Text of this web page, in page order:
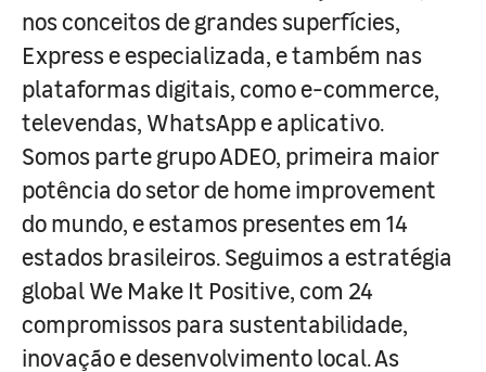
nos conceitos de grandes superfícies,
Express e especializada, e também nas
plataformas digitais, como e-commerce,
televendas, WhatsApp e aplicativo.
Somos parte grupo ADEO, primeira maior
potência do setor de home improvement
do mundo, e estamos presentes em 14
estados brasileiros. Seguimos a estratégia
global We Make It Positive, com 24
compromissos para sustentabilidade,
inovação e desenvolvimento local. As